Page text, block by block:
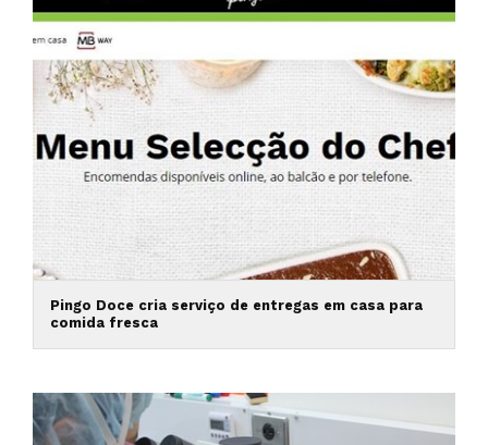
Pingo Doce cria serviço de entregas em casa para
comida fresca